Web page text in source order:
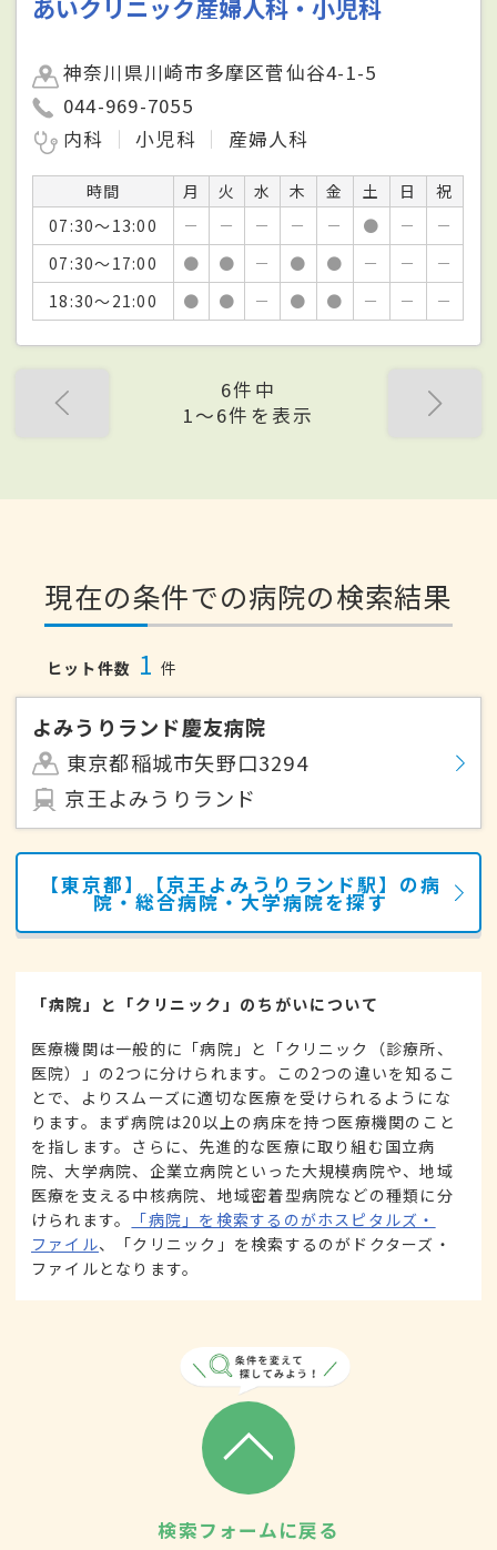
あいクリニック産婦人科・小児科
神奈川県川崎市多摩区菅仙谷4-1-5
044-969-7055
内科
小児科 産婦人科
時間 月 火 水 木 金 土 日
祝
07:30～13:00
－ － － － － ● －
－
07:30～17:00
● ● － ● ● － －
－
18:30～21:00
● ● － ● ● － － －
6件中
1〜6件を表示
現在の条件での病院の検索結果
ヒット件数 1 件
よみうりランド慶友病院
東京都稲城市矢野口3294
京王よみうりランド
【東京都】【京王よみうりランド駅】の病
院・総合病院・大学病院を探す
「病院」と「クリニック」のちがいについて
医療機関は一般的に「病院」と「クリニック（診療所、
医院）」の2つに分けられます。この2つの違いを知るこ
とで、よりスムーズに適切な医療を受けられるようにな
ります。まず病院は20以上の病床を持つ医療機関のこと
を指します。さらに、先進的な医療に取り組む国立病
院、大学病院、企業立病院といった大規模病院や、地域
医療を支える中核病院、地域密着型病院などの種類に分
けられます。
「病院」を検索するのがホスピタルズ・
ファイル、「クリニック」を検索するのがドクターズ・
ファイルとなります。
検索フォームに戻る